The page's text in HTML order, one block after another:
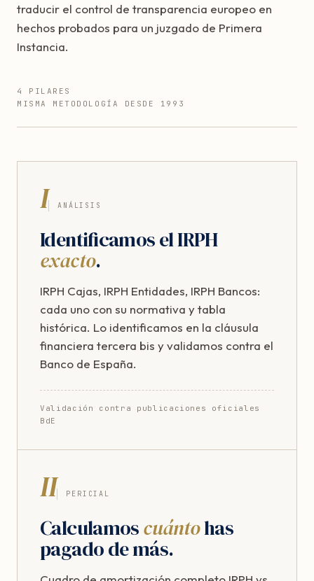
traducir el control de transparencia europeo en
hechos probados para un juzgado de Primera
Instancia.
4 PILARES
MISMA METODOLOGÍA DESDE 1993
I ANÁLISIS
Identificamos el IRPH
exacto.
IRPH Cajas, IRPH Entidades, IRPH Bancos:
cada uno con su normativa y tabla
histórica. Lo identificamos en la cláusula
financiera tercera bis y validamos contra el
Banco de España.
Validación contra publicaciones oficiales
BdE
II PERICIAL
Calculamoscuántohas
pagado de más.